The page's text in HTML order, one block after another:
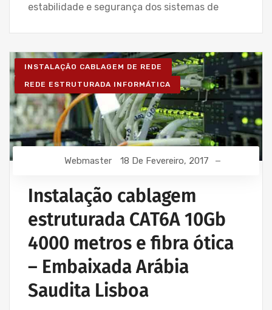
estabilidade e segurança dos sistemas de
INSTALAÇÃO CABLAGEM DE REDE
REDE ESTRUTURADA INFORMÁTICA
Webmaster 18 De Fevereiro, 2017
Instalação cablagem
estruturada CAT6A 10Gb
4000 metros e fibra ótica
– Embaixada Arábia
Saudita Lisboa